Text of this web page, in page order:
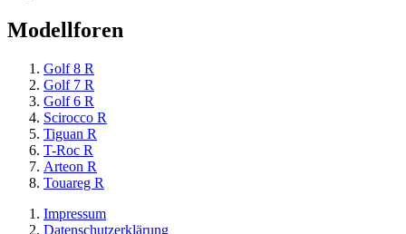
Modellforen
Golf 8 R
Golf 7 R
Golf 6 R
Scirocco R
Tiguan R
T-Roc R
Arteon R
Touareg R
Impressum
Datenschutzerklärung